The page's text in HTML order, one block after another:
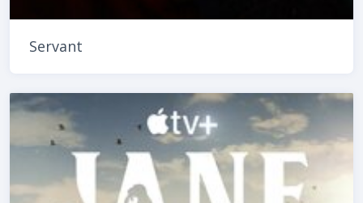
Servant